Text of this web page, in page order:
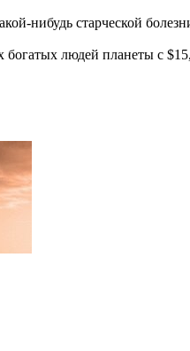
нибудь старческой
людей планеты с